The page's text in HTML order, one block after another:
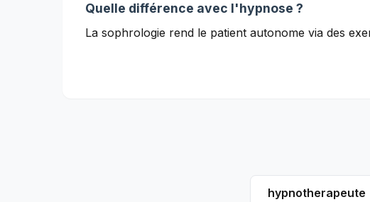
Quelle différence avec l'hypnose ?
La sophrologie rend le patient autonome via des
hypnotherapeute